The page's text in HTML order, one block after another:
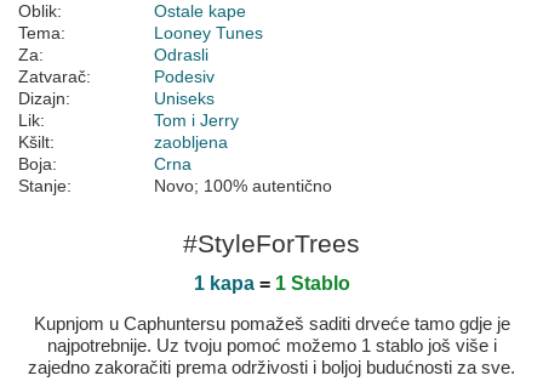
Oblik:
Ostale kape
Tema:
Looney Tunes
Za:
Odrasli
Zatvarač:
Podesiv
Dizajn:
Uniseks
Lik:
Tom i Jerry
Kšilt:
zaobljena
Boja:
Crna
Stanje:
Novo; 100% autentično
#StyleForTrees
1 kapa= 1 Stablo
Kupnjom u Caphuntersu pomažeš saditi drveće tamo gdje je
najpotrebnije. Uz tvoju pomoć možemo 1 stablo još više i
zajedno zakoračiti prema održivosti i boljoj budućnosti za sve.